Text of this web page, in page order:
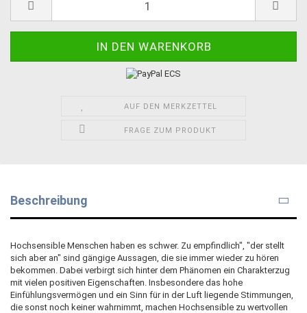
AUF DEN MERKZETTEL
FRAGE ZUM PRODUKT
Beschreibung
Hochsensible Menschen haben es schwer. Zu empfindlich", "der stellt
sich aber an" sind gängige Aussagen, die sie immer wieder zu hören
bekommen. Dabei verbirgt sich hinter dem Phänomen ein Charakterzug
mit vielen positiven Eigenschaften. Insbesondere das hohe
Einfühlungsvermögen und ein Sinn für in der Luft liegende Stimmungen,
die sonst noch keiner wahrnimmt, machen Hochsensible zu wertvollen